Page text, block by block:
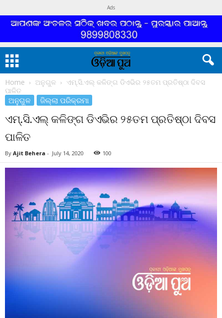
Ads
Home ଅନୁଗୁଳ
ଏମ୍‌.ସି.ଏଲ୍ କଳିଙ୍ଗ ଡିଏଭିର ୨୫ତମ ପ୍ରତିଷ୍ଠା ଦିବସ
ପାଳିତ
ଅନୁଗୁଳ ଜିଲ୍ଲା ପରିକ୍ରମା
ଏମ୍‌.ସି.ଏଲ୍ କଳିଙ୍ଗ ଡିଏଭିର ୨୫ତମ ପ୍ରତିଷ୍ଠା ଦିବସ
ପାଳିତ
By Ajit Behera - July 14, 2020 100